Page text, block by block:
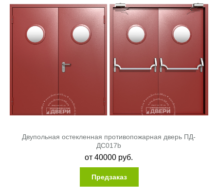
Двупольная остекленная противопожарная дверь ПД-
ДC017b
от40000 руб.
Предзаказ